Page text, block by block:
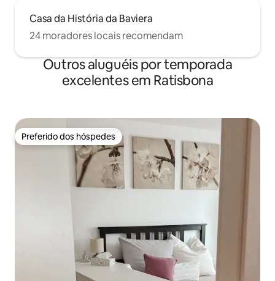
Casa da História da Baviera
24 moradores locais recomendam
Outros aluguéis por temporada
excelentes em Ratisbona
Preferido dos hóspedes
Preferido dos hóspedes